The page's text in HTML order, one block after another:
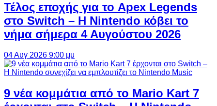
Τέλος εποχής για το Apex Legends
στο Switch – Η Nintendo κόβει το
νήμα σήμερα 4 Αυγούστου 2026
04 Αυγ 2026 9:00 μμ
9 νέα κομμάτια από το Mario Kart 7